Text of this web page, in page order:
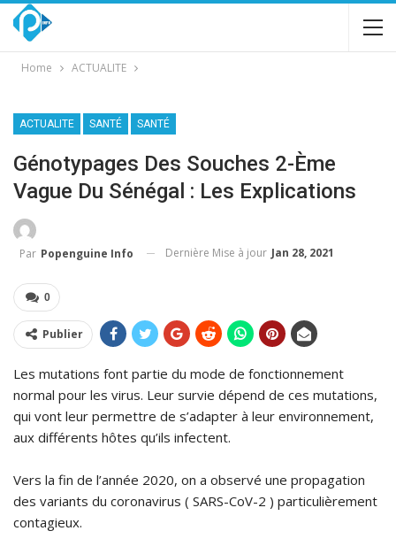
Home ACTUALITE
ACTUALITE SANTÉ SANTÉ
Génotypages Des Souches 2-Ème
Vague Du Sénégal : Les Explications
Par Popenguine Info Dernière Mise à jour Jan 28, 2021
0
Publier
Les mutations font partie du mode de fonctionnement
normal pour les virus. Leur survie dépend de ces mutations,
qui vont leur permettre de s’adapter à leur environnement,
aux différents hôtes qu’ils infectent.
Vers la fin de l’année 2020, on a observé une propagation
des variants du coronavirus ( SARS-CoV-2 ) particulièrement
contagieux.